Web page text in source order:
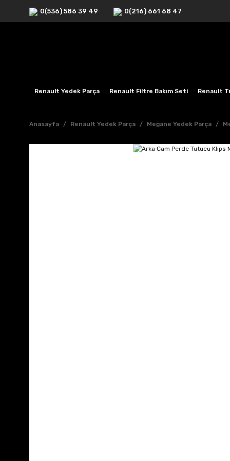
0(536) 586 39 49 0(216) 661 68 47
Renault Yedek Parça Renault Filtre Bakım Seti Renault
Anasayfa Renault Yedek Parça Megane Yedek Parça